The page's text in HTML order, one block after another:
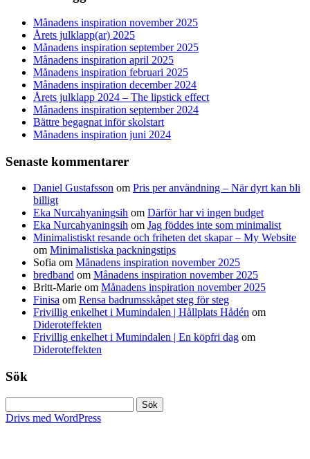
Månadens inspiration november 2025
Årets julklapp(ar) 2025
Månadens inspiration september 2025
Månadens inspiration april 2025
Månadens inspiration februari 2025
Månadens inspiration december 2024
Årets julklapp 2024 – The lipstick effect
Månadens inspiration september 2024
Bättre begagnat inför skolstart
Månadens inspiration juni 2024
Senaste kommentarer
Daniel Gustafsson om Pris per användning – När dyrt kan bli
billigt
Eka Nurcahyaningsih om Därför har vi ingen budget
Eka Nurcahyaningsih om Jag föddes inte som minimalist
Minimalistiskt resande och friheten det skapar – My Website
om Minimalistiska packningstips
Sofia om Månadens inspiration november 2025
bredband om Månadens inspiration november 2025
Britt-Marie om Månadens inspiration november 2025
Finisa om Rensa badrumsskåpet steg för steg
Frivillig enkelhet i Mumindalen | Hållplats Hådén om
Dideroteffekten
Frivillig enkelhet i Mumindalen | En köpfri dag om
Dideroteffekten
Sök
efter:
Drivs med WordPress